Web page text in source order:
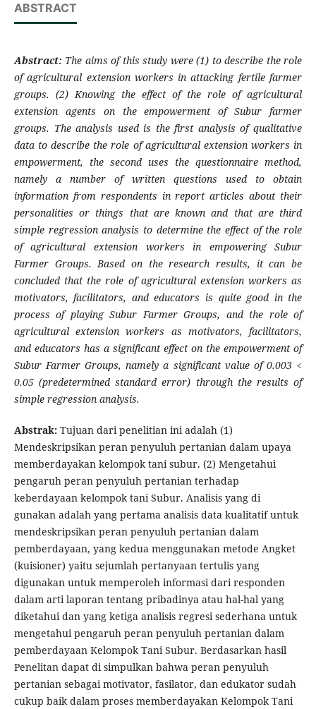
ABSTRACT
Abstract: The aims of this study were (1) to describe the role
of agricultural extension workers in attacking fertile farmer
groups. (2) Knowing the effect of the role of agricultural
extension agents on the empowerment of Subur farmer
groups. The analysis used is the first analysis of qualitative
data to describe the role of agricultural extension workers in
empowerment, the second uses the questionnaire method,
namely a number of written questions used to obtain
information from respondents in report articles about their
personalities or things that are known and that are third
simple regression analysis to determine the effect of the role
of agricultural extension workers in empowering Subur
Farmer Groups. Based on the research results, it can be
concluded that the role of agricultural extension workers as
motivators, facilitators, and educators is quite good in the
process of playing Subur Farmer Groups, and the role of
agricultural extension workers as motivators, facilitators,
and educators has a significant effect on the empowerment of
Subur Farmer Groups, namely a significant value of 0.003 <
0.05 (predetermined standard error) through the results of
simple regression analysis.
Abstrak:Tujuan dari penelitian ini adalah (1)
Mendeskripsikan peran penyuluh pertanian dalam upaya
memberdayakan kelompok tani subur. (2) Mengetahui
pengaruh peran penyuluh pertanian terhadap
keberdayaan kelompok tani Subur. Analisis yang di
gunakan adalah yang pertama analisis data kualitatif untuk
mendeskripsikan peran penyuluh pertanian dalam
pemberdayaan, yang kedua menggunakan metode Angket
(kuisioner) yaitu sejumlah pertanyaan tertulis yang
digunakan untuk memperoleh informasi dari responden
dalam arti laporan tentang pribadinya atau hal-hal yang
diketahui dan yang ketiga analisis regresi sederhana untuk
mengetahui pengaruh peran penyuluh pertanian dalam
pemberdayaan Kelompok Tani Subur. Berdasarkan hasil
Penelitan dapat di simpulkan bahwa peran penyuluh
pertanian sebagai motivator, fasilator, dan edukator sudah
cukup baik dalam proses memberdayakan Kelompok Tani